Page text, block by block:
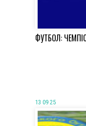
ФУТБОЛ:
13 09 25